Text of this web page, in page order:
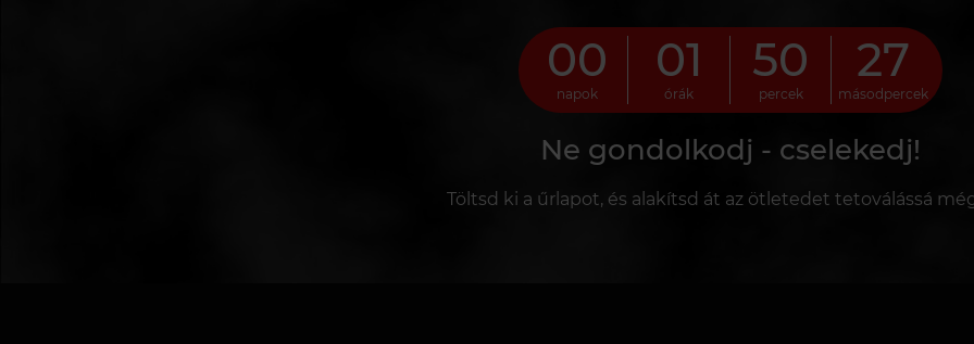
00
napok
01
órák
50
percek
26
másodpercek
Ne gondolkodj - cselekedj!
Töltsd ki a űrlapot, és alakítsd át az ötletedet tetoválássá